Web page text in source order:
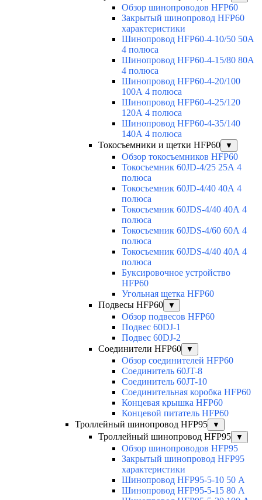
Обзор шинопроводов HFP60
Закрытый шинопровод HFP60
характеристики
Шинопровод HFP60-4-10/50 50А
4 полюса
Шинопровод HFP60-4-15/80 80А
4 полюса
Шинопровод HFP60-4-20/100
100А 4 полюса
Шинопровод HFP60-4-25/120
120А 4 полюса
Шинопровод HFP60-4-35/140
140А 4 полюса
Токосъемники и щетки HFP60
▼
Обзор токосъемников HFP60
Токосъемник 60JD-4/25 25А 4
полюса
Токосъемник 60JD-4/40 40А 4
полюса
Токосъемник 60JDS-4/40 40А 4
полюса
Токосъемник 60JDS-4/60 60А 4
полюса
Токосъемник 60JDS-4/40 40А 4
полюса
Буксировочное устройство
HFP60
Угольная щетка HFP60
Подвесы HFP60
▼
Обзор подвесов HFP60
Подвес 60DJ-1
Подвес 60DJ-2
Соединители HFP60
▼
Обзор соединителей HFP60
Соединитель 60JT-8
Соединитель 60JT-10
Соединительная коробка HFP60
Концевая крышка HFP60
Концевой питатель HFP60
Троллейный шинопровод HFP95
▼
Троллейный шинопровод HFP95 ▼
Обзор шинопроводов HFP95
Закрытый шинопровод HFP95
характеристики
Шинопровод HFP95-5-10 50 А
Шинопровод HFP95-5-15 80 А